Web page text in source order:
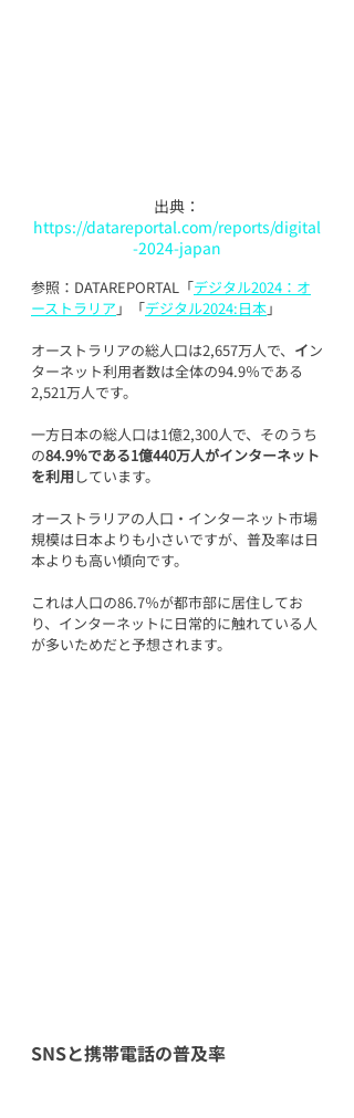
出典：
https://datareportal.com/reports/digital
-2024-japan
参照：DATAREPORTAL「デジタル2024：オ
ーストラリア 」「デジタル2024:日本」
オーストラリアの総人口は2,657万人で、 イン
ターネット利用者数は全体の94.9％である
2,521万人です。
一方日本の総人口は1億2,300人で、そのうち
の84.9％である1億440万人がインターネット
を利用 しています。
オーストラリアの人口・インターネット市場
規模は日本よりも小さいですが、普及率は日
本よりも高い傾向です。
これは人口の86.7％が都市部に居住してお
り、インターネットに日常的に触れている人
が多いためだと予想されます。
SNSと携帯電話の普及率